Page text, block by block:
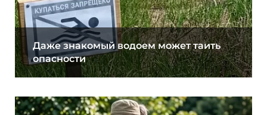
Даже знакомый водоем может таить
опасности